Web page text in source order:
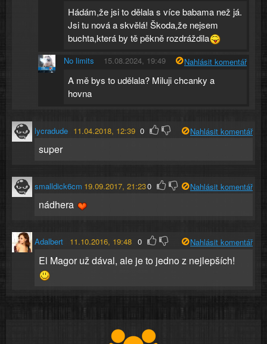
Hádám,že jsi to dělala s více babama než já.
Jsi tu nová a skvělá! Škoda,že nejsem
buchta,která by tě pěkně rozdráždila
No limits 15.08.2024, 19:49 Nahlásit komentář
A mě bys to udělala? Miluji chcanky a
hovna
lycradude 11.04.2018, 12:39 0 Nahlásit komentář
super
smalldick6cm 19.09.2017, 21:230 Nahlásit komentář
nádhera
Adalbert 11.10.2016, 19:48 0 Nahlásit komentář
El Magor už dával, ale je to jedno z nejlepších!